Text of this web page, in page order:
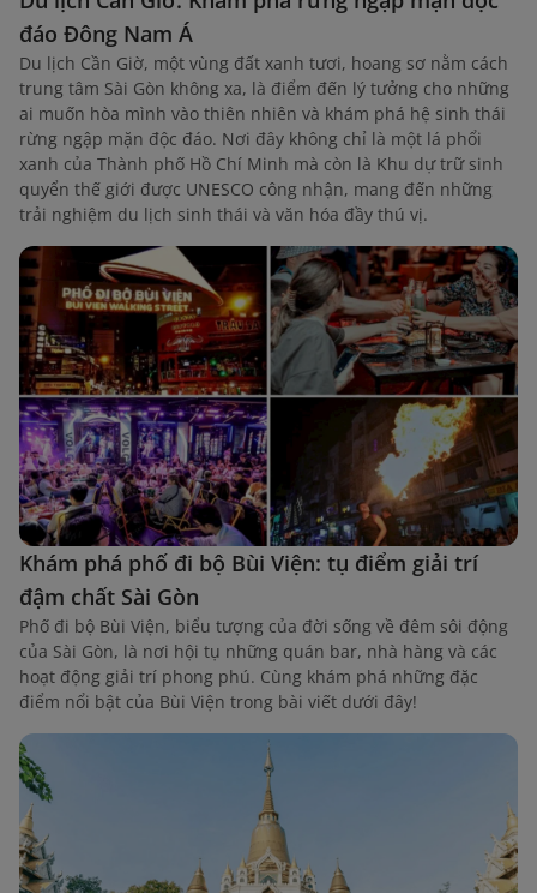
đáo Đông Nam Á
Du lịch Cần Giờ, một vùng đất xanh tươi, hoang sơ nằm cách
trung tâm Sài Gòn không xa, là điểm đến lý tưởng cho những
ai muốn hòa mình vào thiên nhiên và khám phá hệ sinh thái
rừng ngập mặn độc đáo. Nơi đây không chỉ là một lá phổi
xanh của Thành phố Hồ Chí Minh mà còn là Khu dự trữ sinh
quyển thế giới được UNESCO công nhận, mang đến những
trải nghiệm du lịch sinh thái và văn hóa đầy thú vị.
Khám phá phố đi bộ Bùi Viện: tụ điểm giải trí
đậm chất Sài Gòn
Phố đi bộ Bùi Viện, biểu tượng của đời sống về đêm sôi động
của Sài Gòn, là nơi hội tụ những quán bar, nhà hàng và các
hoạt động giải trí phong phú. Cùng khám phá những đặc
điểm nổi bật của Bùi Viện trong bài viết dưới đây!